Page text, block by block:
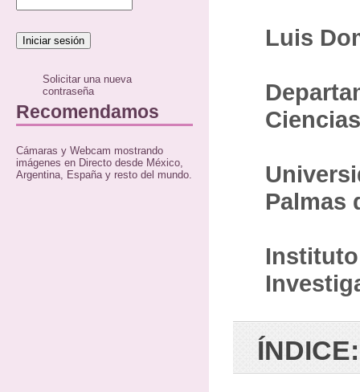
Solicitar una nueva
contraseña
Recomendamos
Cámaras y Webcam mostrando
imágenes en Directo desde México,
Argentina, España y resto del mundo.
Luis
Palmas
ÍNDICE: